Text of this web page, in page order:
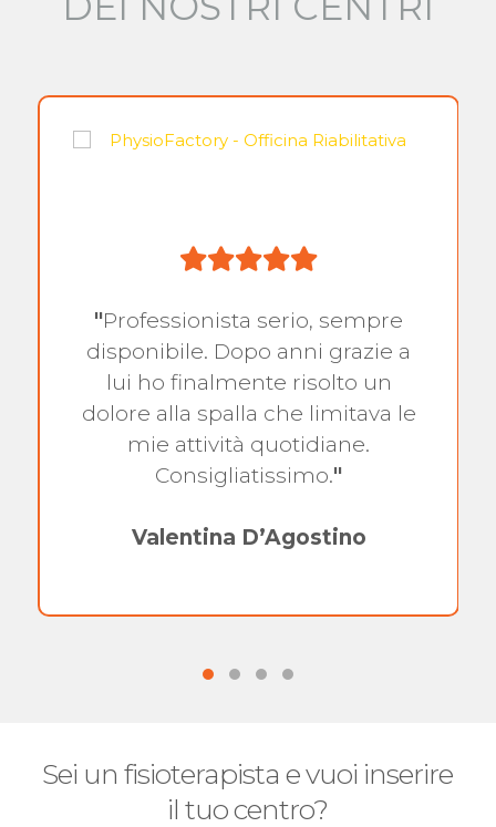
"Professionista serio, sempre
disponibile. Dopo anni grazie a
lui ho finalmente risolto un
dolore alla spalla che limitava le
mie attività quotidiane.
Consigliatissimo."
Valentina D’Agostino
Sei un fisioterapista e vuoi inserire
il tuo centro?